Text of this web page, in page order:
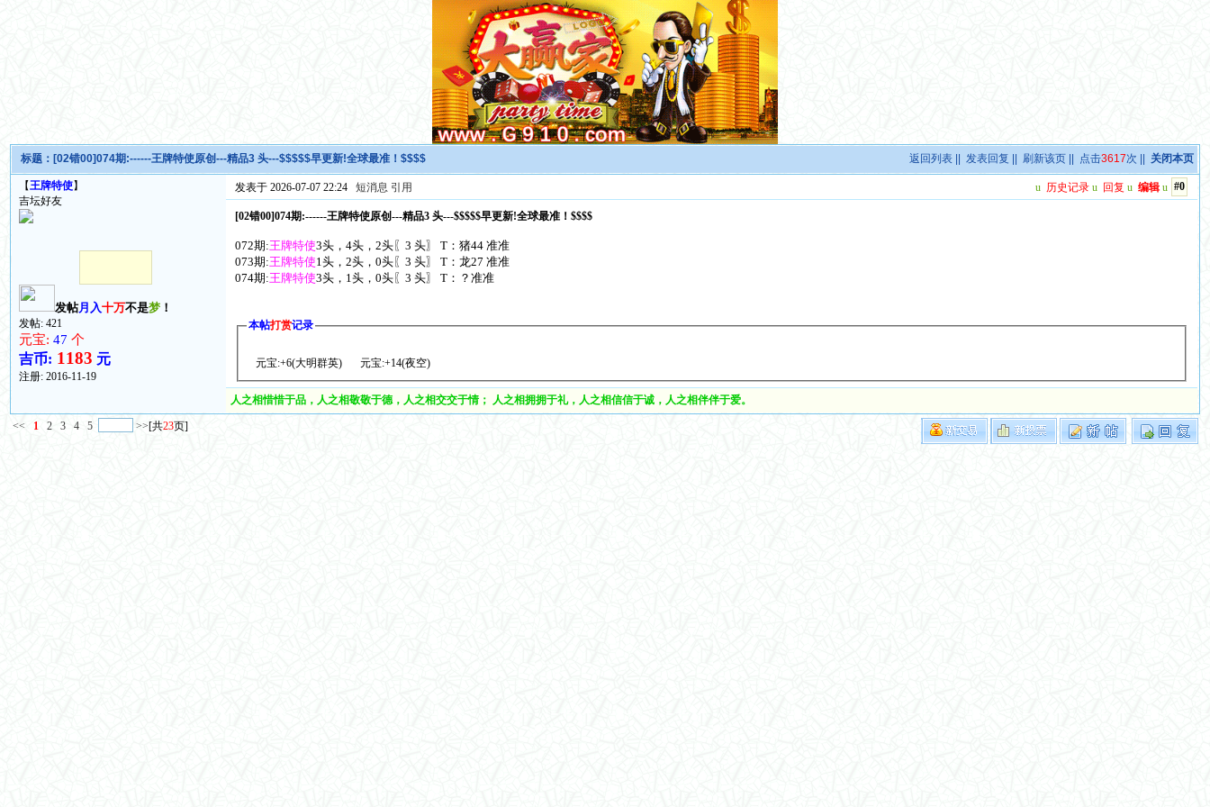
返回列表 ||发表回复 ||刷新该页 || 点击3617次 || 关闭本页
标题： [02错00]074期:------王牌特使原创---精品3 头---$$$$$早更新!全球最准！$$$$
【王牌特使】
吉坛好友
发帖月入十万不是梦 ！
发帖: 421
元宝: 47个
吉币: 1183 元
注册:2016-11-19
#0
u 历史记录 u 回复 u 编辑 u
发表于 2026-07-07 22:24短消息 引用
[02错00]074期:------王牌特使原创---精品3 头---$$$$$早更新!全球最准！$$$$
072期:王牌特使3头，4头，2头〖3 头〗 T：猪44 准准
073期:王牌特使1头，2头，0头〖3 头〗 T：龙27 准准
074期:王牌特使3头，1头，0头〖3 头〗 T：？准准
本帖打赏记录
元宝:+6(大明群英) 元宝:+14(夜空)
人之相惜惜于品，人之相敬敬于德，人之相交交于情； 人之相拥拥于礼，人之相信信于诚，人之相伴伴于爱。
<< 1 2 3 4 5 >>[共23页]